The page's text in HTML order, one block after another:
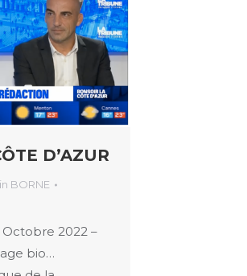
D’AZUR
BORNE
2022 –
bio…